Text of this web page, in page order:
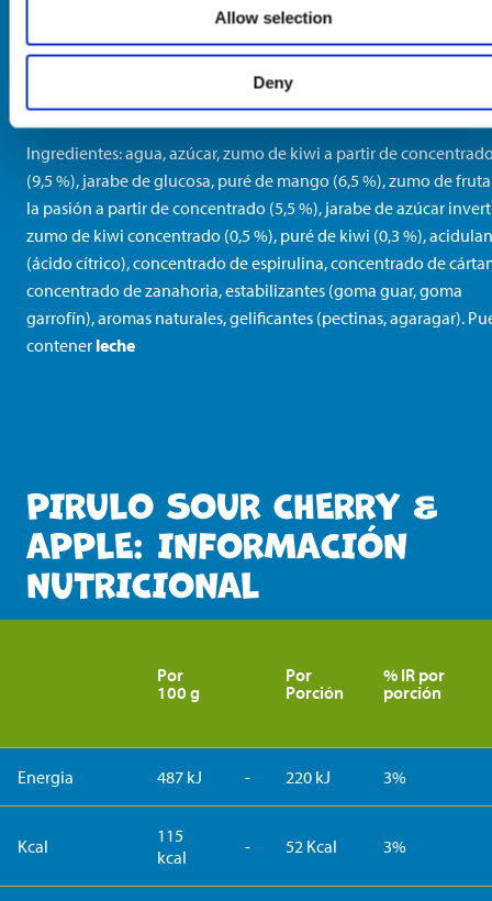
Allow selection
Deny
Sorbete con mango y fruta de la pasión y sorbete con kiwi
Ingredientes: agua, azúcar, zumo de kiwi a partir de
(9,5 %), jarabe de glucosa, puré de mango (6,5 %), zumo de
la pasión a partir de concentrado (5,5 %), jarabe de azúcar
zumo de kiwi concentrado (0,5 %), puré de kiwi (0,3 %),
(ácido cítrico), concentrado de espirulina, concentrado de
concentrado de zanahoria, estabilizantes (goma guar, goma
garrofín), aromas naturales, gelificantes (pectinas, agaragar).
contener leche
PIRULO SOUR CHERRY &
APPLE: INFORMACIÓN
NUTRICIONAL
Por
100 g
Por
Porción
% IR por
porción
Energia 487 kJ - 220 kJ 3%
Kcal
115
kcal
- 52 Kcal 3%